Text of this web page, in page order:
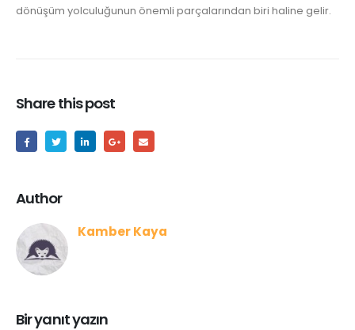
dönüşüm yolculuğunun önemli parçalarından biri haline gelir.
Share this post
Author
Kamber Kaya
Bir yanıt yazın